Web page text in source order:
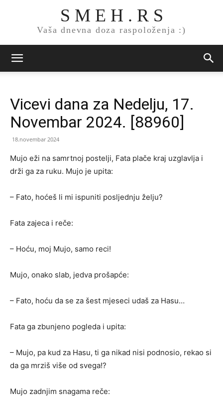
S M E H . R S
Vaša dnevna doza raspoloženja :)
Vicevi dana za Nedelju, 17.
Novembar 2024. [88960]
18.novembar 2024
Mujo eži na samrtnoj postelji, Fata plače kraj uzglavlja i
drži ga za ruku. Mujo je upita:
– Fato, hoćeš li mi ispuniti posljednju želju?
Fata zajeca i reče:
– Hoću, moj Mujo, samo reci!
Mujo, onako slab, jedva prošapće:
– Fato, hoću da se za šest mjeseci udaš za Hasu…
Fata ga zbunjeno pogleda i upita:
– Mujo, pa kud za Hasu, ti ga nikad nisi podnosio, rekao si
da ga mrziš više od svega!?
Mujo zadnjim snagama reče: